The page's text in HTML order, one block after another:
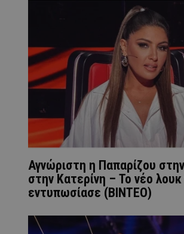
Αγνώριστη η Παπαρίζου
στην Κατερίνη – Το νέο
εντυπωσίασε (ΒΙΝΤΕΟ)